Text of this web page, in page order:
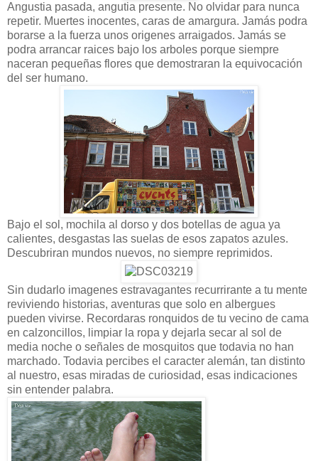
Angustia pasada, angutia presente. No olvidar para nunca
repetir. Muertes inocentes, caras de amargura. Jamás podra
borarse a la fuerza unos origenes arraigados. Jamás se
podra arrancar raices bajo los arboles porque siempre
naceran pequeñas flores que demostraran la equivocación
del ser humano.
Bajo el sol, mochila al dorso y dos botellas de agua ya
calientes, desgastas las suelas de esos zapatos azules.
Descubriran mundos nuevos, no siempre reprimidos.
Sin dudarlo imagenes estravagantes recurrirante a tu mente
reviviendo historias, aventuras que solo en albergues
pueden vivirse. Recordaras ronquidos de tu vecino de cama
en calzoncillos, limpiar la ropa y dejarla secar al sol de
media noche o señales de mosquitos que todavia no han
marchado. Todavia percibes el caracter alemán, tan distinto
al nuestro, esas miradas de curiosidad, esas indicaciones
sin entender palabra.